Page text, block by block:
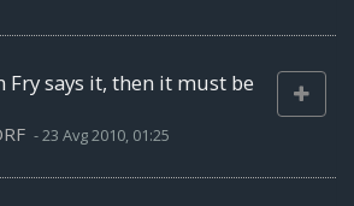
Fry says it, then it must be
-23 Avg 2010, 01:25